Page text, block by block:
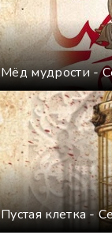
Мёд мудрости -
Пустая клетка -